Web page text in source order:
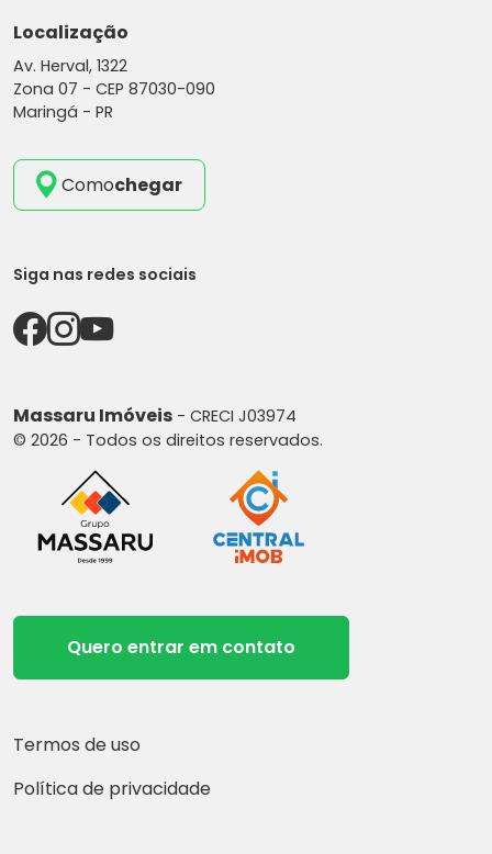
Localização
Av. Herval, 1322
Zona 07 - CEP 87030-090
Maringá - PR
Comochegar
Siga nas redes sociais
Massaru Imóveis - CRECI J03974
© 2026 - Todos os direitos reservados.
Quero entrar em contato
Termos de uso
Política de privacidade